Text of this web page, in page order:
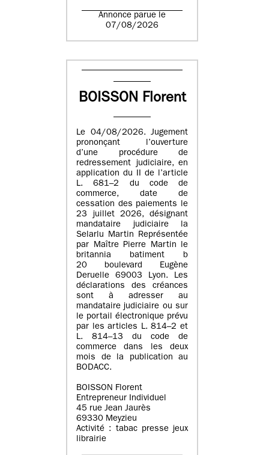
Annonce parue le
07/08/2026
BOISSON Florent
Le 04/08/2026. Jugement
prononçant l’ouverture
d’une procédure de
redressement judiciaire, en
application du II de l’article
L. 681–2 du code de
commerce, date de
cessation des paiements le
23 juillet 2026, désignant
mandataire judiciaire la
Selarlu Martin Représentée
par Maître Pierre Martin le
britannia batiment b
20 boulevard Eugène
Deruelle 69003 Lyon. Les
déclarations des créances
sont à adresser au
mandataire judiciaire ou sur
le portail électronique prévu
par les articles L. 814–2 et
L. 814–13 du code de
commerce dans les deux
mois de la publication au
BODACC.
BOISSON Florent
Entrepreneur Individuel
45 rue Jean Jaurès
69330 Meyzieu
Activité : tabac presse jeux
librairie